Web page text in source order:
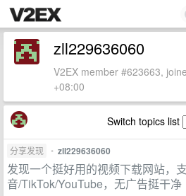
zll229636060
V2EX member #623663,
+08:00
Switch topics list
分享发现 • zll229636060
发现一个挺好用的视频下载网站，
音/TikTok/YouTube，无广告挺干净